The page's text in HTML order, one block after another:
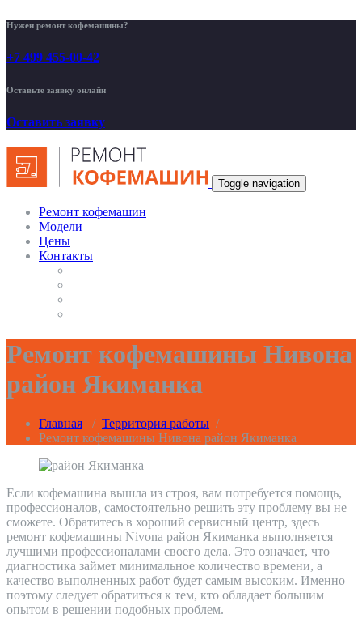
Нужен ремонт кофемашины?
+7 499 455-00-42
Оставьте заявку онлайн
Оставить заявку
Toggle navigation
Ремонт кофемашин
Модели
Цены
Контакты
Ремонт кофемашины Нивона
район Якиманка
Главная / Территория работы /
Ремонт кофемашины Нивона район Якиманка
Если кофемашина вышла из строя, вам потребуется помощь,
профессионалов, самостоятельно решить эту проблему вы не
сможете. Обратитесь в хороший сервисный центр, здесь
ремонт кофемашины Nivona район Якиманка выполняется
лучшими профессионалами своего дела. Это означает, что
диагностика займет минимальное количество времени, а
качество выполненных работ будет самым высоким. Именно
поэтому следует обратиться к тем, кто обладает большим
опытом в решении подобных проблем.